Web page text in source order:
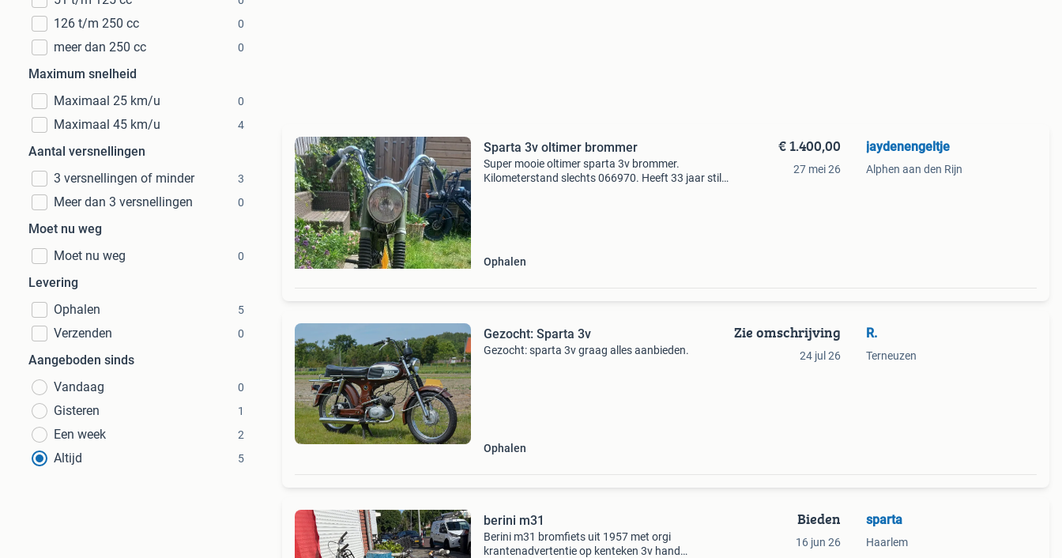
126 t/m 250 cc 0
meer dan 250 cc 0
Maximum snelheid
Maximaal 25 km/u
0
Maximaal 45 km/u 4
Aantal versnellingen
3 versnellingen of minder
3
Meer dan 3 versnellingen 0
Moet nu weg
Moet nu weg
0
Levering
Ophalen
5
Verzenden 0
Aangeboden sinds
Vandaag
0
Gisteren 1
Een week 2
Altijd 5
Sparta 3v oltimer brommer
Super mooie oltimer sparta 3v brommer.
Kilometerstand slechts 066970. Heeft 33 jaar stil
Ophalen
€ 1.400,00
27 mei 26
jaydenengeltje
Alphen aan den Rijn
Gezocht: Sparta 3v
Gezocht: sparta 3v graag alles aanbieden.
Ophalen
Zie omschrijving
24 jul 26
R.
Terneuzen
berini m31
Berini m31 bromfiets uit 1957 met orgi
krantenadvertentie op kenteken 3v hand
Bieden
16 jun 26
sparta
Haarlem